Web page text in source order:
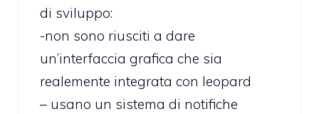
di sviluppo:
-non sono riusciti a dare
un’interfaccia grafica che sia
realemente integrata con leopard
– usano un sistema di notifiche